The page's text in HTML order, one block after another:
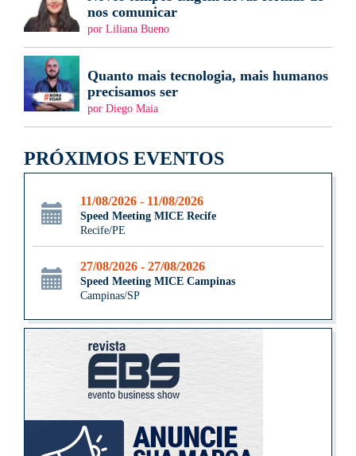
nos comunicar
por Liliana Bueno
Quanto mais tecnologia, mais humanos
precisamos ser
por Diego Maia
PRÓXIMOS EVENTOS
11/08/2026 - 11/08/2026
Speed Meeting MICE Recife
Recife/PE
27/08/2026 - 27/08/2026
Speed Meeting MICE Campinas
Campinas/SP